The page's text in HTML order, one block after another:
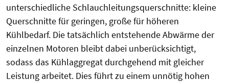
unterschiedliche Schlauchleitungsquerschnitte: kleine
Querschnitte für geringen, große für höheren
Kühlbedarf. Die tatsächlich entstehende Abwärme der
einzelnen Motoren bleibt dabei unberücksichtigt,
sodass das Kühlaggregat durchgehend mit gleicher
Leistung arbeitet. Dies führt zu einem unnötig hohen